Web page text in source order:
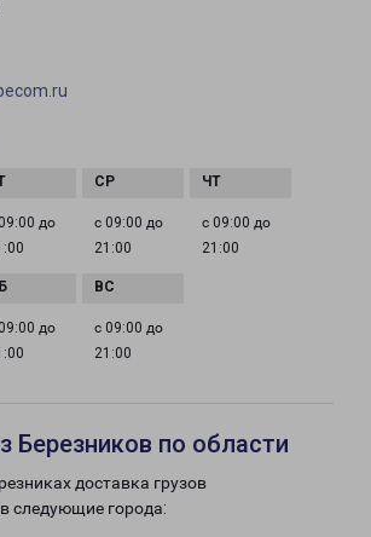
до
с 09:00 до
21:00
с 09:00 до
21:00
до
с 09:00 до
21:00
Березников по области
доставка грузов
следующие города: